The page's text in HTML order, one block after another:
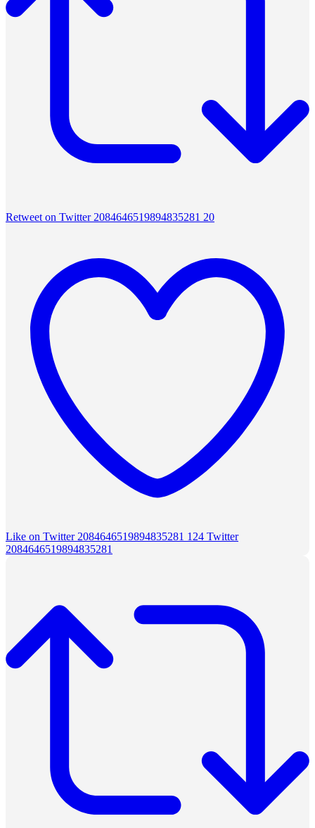
Retweet on Twitter 2084646519894835281 20
Like on Twitter 2084646519894835281 124 Twitter
2084646519894835281